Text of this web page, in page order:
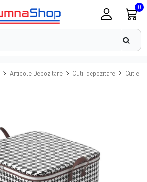
0
Articole Depozitare Cutii depozitare Cutie